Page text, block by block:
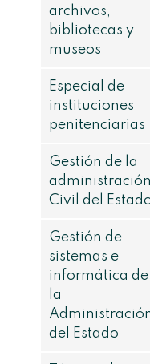
archivos,
bibliotecas y
museos
Especial de
instituciones
penitenciarias
Gestión de la
administración
Civil del
Gestión de
sistemas e
informática de
la
del Estado